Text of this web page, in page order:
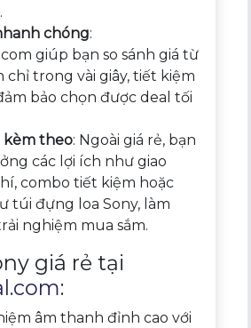
chóng:
giúp bạn so sánh giá từ
trong vài giây, tiết kiệm
bảo chọn được deal tối
kèm theo: Ngoài giá rẻ, bạn
các lợi ích như giao
combo tiết kiệm hoặc
túi đựng loa Sony, làm
nghiệm mua sắm.
giá rẻ tại
:
âm thanh đỉnh cao với